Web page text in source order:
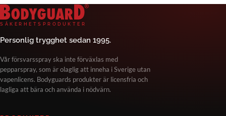
S Ä K E R H E T S P R O D U K T E R
Bodyguard Säkerhetsprodukter
Personlig trygghet sedan 1995.
Vår försvarsspray ska inte förväxlas med
pepparspray, som är olaglig att inneha i Sverige utan
vapenlicens. Bodyguards produkter är licensfria och
lagliga att bära och använda i nödvärn.